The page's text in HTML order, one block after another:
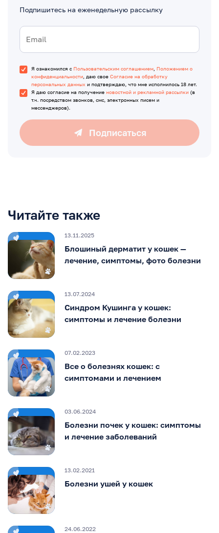
Подпишитесь на еженедельную рассылку
Я ознакомился с Пользовательским соглашением, Положением о
конфиденциальности, даю свое Согласие на обработку
персональных данных и подтверждаю, что мне исполнилось 18 лет.
Я даю согласие на получение новостной и рекламной рассылки (в
т.ч. посредством звонков, смс, электронных писем и
мессенджеров).
Подписаться
Читайте также
13.11.2025
Блошиный дерматит у кошек —
лечение, симптомы, фото болезни
13.07.2024
Синдром Кушинга у кошек:
симптомы и лечение болезни
07.02.2023
Все о болезнях кошек: с
симптомами и лечением
03.06.2024
Болезни почек у кошек: симптомы
и лечение заболеваний
13.02.2021
Болезни ушей у кошек
24.06.2022